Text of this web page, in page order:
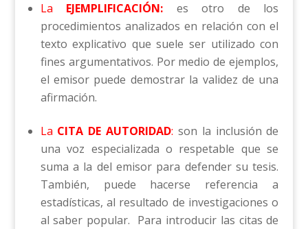
La EJEMPLIFICACIÓN: es otro de los
procedimientos analizados en relación con el
texto explicativo que suele ser utilizado con
fines argumentativos. Por medio de ejemplos,
el emisor puede demostrar la validez de una
afirmación.
La CITA DE AUTORIDAD: son la inclusión de
una voz especializada o respetable que se
suma a la del emisor para defender su tesis.
También, puede hacerse referencia a
estadísticas, al resultado de investigaciones o
al saber popular. Para introducir las citas de